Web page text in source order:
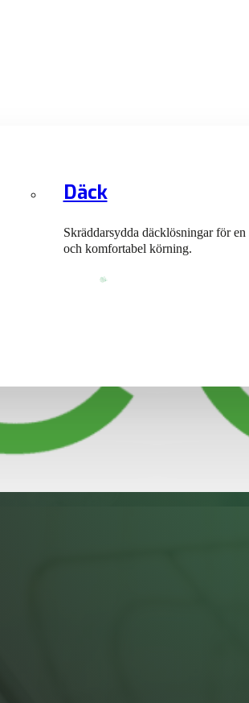
Däck
Skräddarsydda däcklösningar för en
och komfortabel körning.